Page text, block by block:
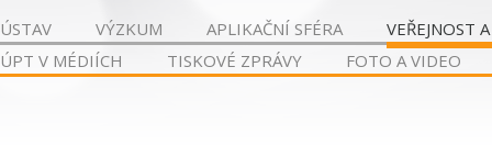
ÚSTAV VÝZKUM APLIKAČNÍ SFÉRA
VEŘEJNOST
ÚPT V MÉDIÍCH
TISKOVÉ ZPRÁVY FOTO A VIDEO